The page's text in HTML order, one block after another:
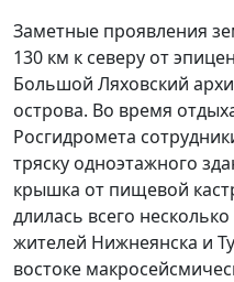
Заметные проявления
130 км к северу от
Большой Ляховский
острова. Во время
Росгидромета
тряску одноэтажного
крышка от пищевой
длилась всего
жителей Нижнеянска и
востоке